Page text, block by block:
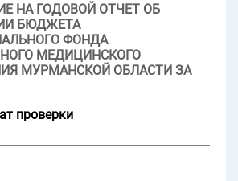
НА ГОДОВОЙ ОТЧЕТ ОБ
БЮДЖЕТА
ФОНДА
МЕДИЦИНСКОГО
МУРМАНСКОЙ ОБЛАСТИ ЗА
проверки